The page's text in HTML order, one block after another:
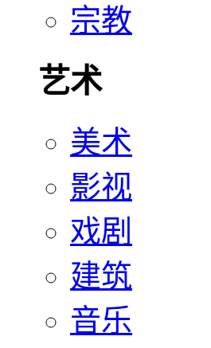
宗教
艺术
美术
影视
戏剧
建筑
音乐